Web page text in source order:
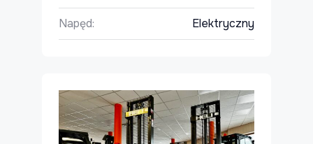
Napęd: Elektryczny